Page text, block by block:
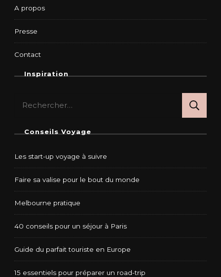
A propos
Presse
Contact
Inspiration
Conseils Voyage
Les start-up voyage à suivre
Faire sa valise pour le bout du monde
Melbourne pratique
40 conseils pour un séjour à Paris
Guide du parfait touriste en Europe
15 essentiels pour préparer un road-trip